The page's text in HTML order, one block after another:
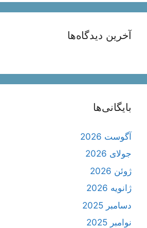
آخرین دیدگاه‌ها
بایگانی‌ها
آگوست 2026
جولای 2026
ژوئن 2026
ژانویه 2026
دسامبر 2025
نوامبر 2025